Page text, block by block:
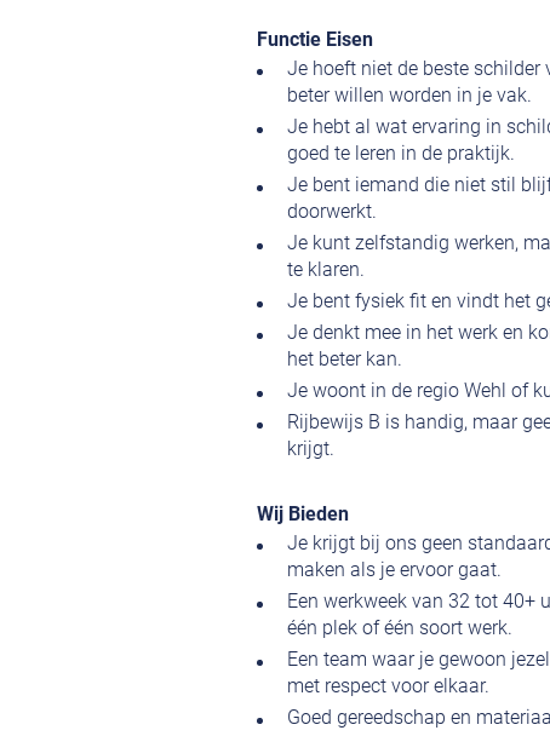
Functie Eisen
Je hoeft niet de beste schilder
beter willen worden in je vak.
Je hebt al wat ervaring in
goed te leren in de praktijk.
Je bent iemand die niet stil
doorwerkt.
Je kunt zelfstandig werken,
te klaren.
Je bent fysiek fit en vindt het
Je denkt mee in het werk en
het beter kan.
Je woont in de regio Wehl of
Rijbewijs B is handig, maar
krijgt.
Wij Bieden
Je krijgt bij ons geen
maken als je ervoor gaat.
Een werkweek van 32 tot 40+
één plek of één soort werk.
Een team waar je gewoon
met respect voor elkaar.
Goed gereedschap en